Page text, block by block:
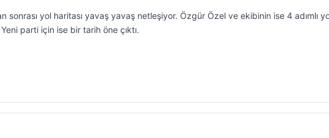
sonrası yol haritası yavaş yavaş netleşiyor. Özgür Özel ve ekibinin ise 4 adımlı
Yeni parti için ise bir tarih öne çıktı.